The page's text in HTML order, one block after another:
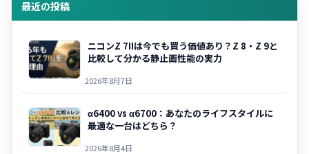
最近の投稿
ニコンZ 7IIは今でも買う価値あり？Z 8・Z 9と
比較して分かる静止画性能の実力
2026年8月7日
α6400 vs α6700：あなたのライフスタイルに
最適な一台はどちら？
2026年8月4日